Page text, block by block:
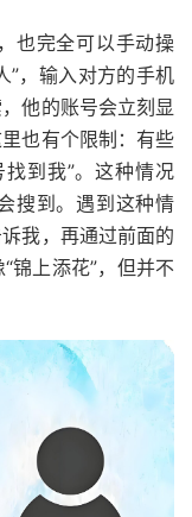
也完全可以手动操
”，输入对方的手机
他的账号会立刻显
也有个限制：有些
到我”。这种情况
搜到。遇到这种情
我，再通过前面的
锦上添花”，但并不